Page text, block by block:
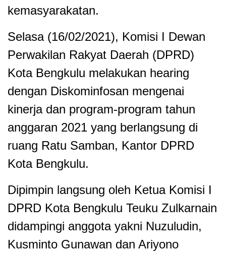
kemasyarakatan.
Selasa (16/02/2021), Komisi I Dewan
Perwakilan Rakyat Daerah (DPRD)
Kota Bengkulu melakukan hearing
dengan Diskominfosan mengenai
kinerja dan program-program tahun
anggaran 2021 yang berlangsung di
ruang Ratu Samban, Kantor DPRD
Kota Bengkulu.
Dipimpin langsung oleh Ketua Komisi I
DPRD Kota Bengkulu Teuku Zulkarnain
didampingi anggota yakni Nuzuludin,
Kusminto Gunawan dan Ariyono